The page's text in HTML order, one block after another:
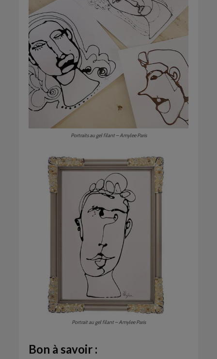
Portraits au gel filant – Amylee Paris
Portrait au gel filant – Amylee Paris
Bon à savoir :